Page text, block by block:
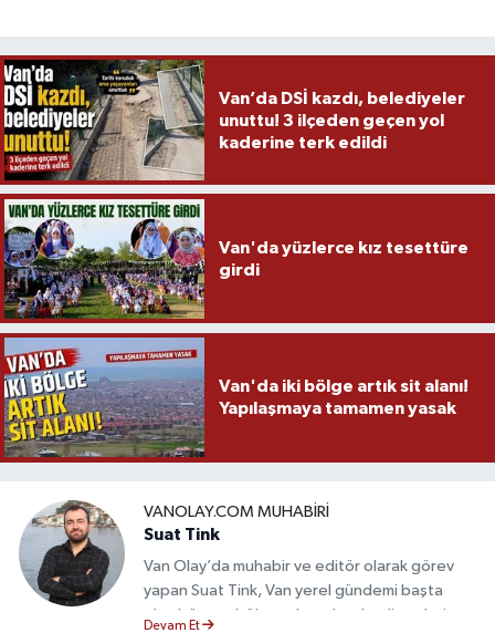
Van’da DSİ kazdı, belediyeler
unuttu! 3 ilçeden geçen yol
kaderine terk edildi
Van'da yüzlerce kız tesettüre
girdi
Van'da iki bölge artık sit alanı!
Yapılaşmaya tamamen yasak
VANOLAY.COM MUHABIRI
Suat Tink
Van Olay’da muhabir ve editör olarak görev
yapan Suat Tink, Van yerel gündemi başta
olmak üzere bölgesel ve ulusal gelişmeleri
Devam Et